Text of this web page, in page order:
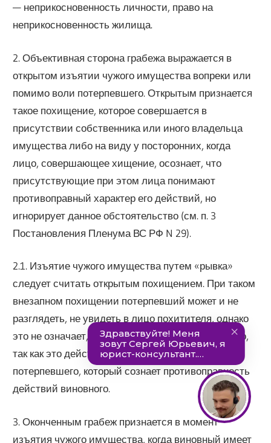
— неприкосновенность личности, право на
неприкосновенность жилища.
2. Объективная сторона грабежа выражается в
открытом изъятии чужого имущества вопреки или
помимо воли потерпевшего. Открытым признается
такое похищение, которое совершается в
присутствии собственника или иного владельца
имущества либо на виду у посторонних, когда
лицо, совершающее хищение, осознает, что
присутствующие при этом лица понимают
противоправный характер его действий, но
игнорирует данное обстоятельство (см. п. 3
Постановления Пленума ВС РФ N 29).
2.1. Изъятие чужого имущества путем «рывка»
следует считать открытым похищением. При таком
внезапном похищении потерпевший может и не
разглядеть, не увидеть в лицо похитителя, однако
это не означает, что похищение совершено тайно,
так как это действие совершается в присутствии
потерпевшего, который сознает противоправность
действий виновного.
3. Оконченным грабеж признается в момент
изъятия чужого имущества, когда виновный имеет